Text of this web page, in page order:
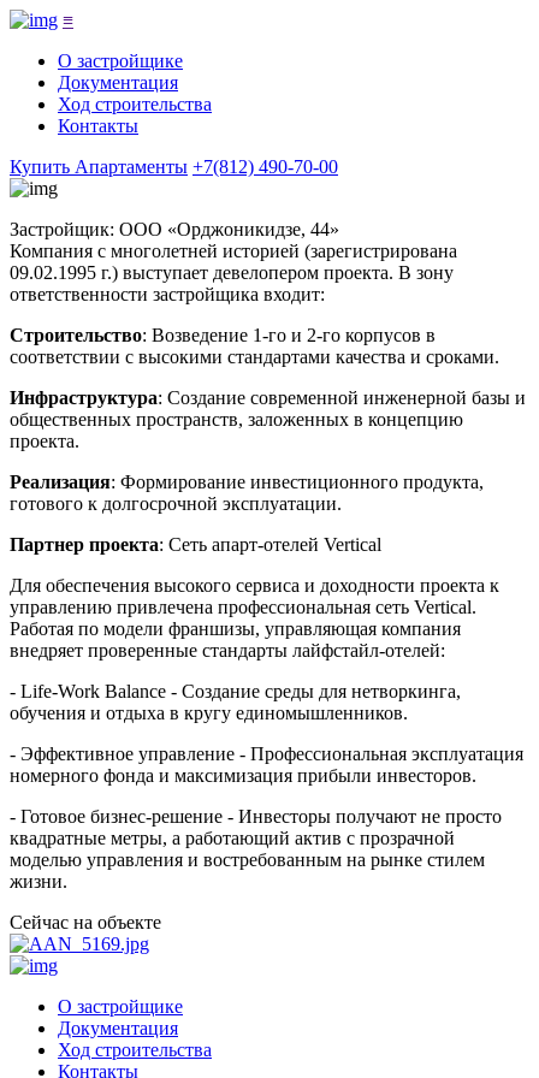
≡
О застройщике
Документация
Ход строительства
Контакты
Купить Апартаменты +7(812) 490-70-00
Застройщик: ООО «Орджоникидзе, 44»
Компания с многолетней историей (зарегистрирована
09.02.1995 г.) выступает девелопером проекта. В зону
ответственности застройщика входит:
Строительство: Возведение 1-го и 2-го корпусов в
соответствии с высокими стандартами качества и сроками.
Инфраструктура: Создание современной инженерной базы и
общественных пространств, заложенных в концепцию
проекта.
Реализация: Формирование инвестиционного продукта,
готового к долгосрочной эксплуатации.
Партнер проекта: Сеть апарт-отелей Vertical
Для обеспечения высокого сервиса и доходности проекта к
управлению привлечена профессиональная сеть Vertical.
Работая по модели франшизы, управляющая компания
внедряет проверенные стандарты лайфстайл-отелей:
- Life-Work Balance - Создание среды для нетворкинга,
обучения и отдыха в кругу единомышленников.
- Эффективное управление - Профессиональная эксплуатация
номерного фонда и максимизация прибыли инвесторов.
- Готовое бизнес-решение - Инвесторы получают не просто
квадратные метры, а работающий актив с прозрачной
моделью управления и востребованным на рынке стилем
жизни.
Сейчас на объекте
О застройщике
Документация
Ход строительства
Контакты